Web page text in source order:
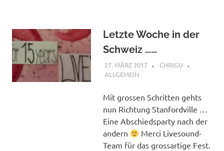
Letzte Woche in der
Schweiz ……
27. MÄRZ 2017
CHRIGU
ALLGEMEIN
Mit grossen Schritten gehts
nun Richtung Stanfordville …
Eine Abschiedsparty nach der
andern
Merci Livesound-
Team für das grossartige Fest.